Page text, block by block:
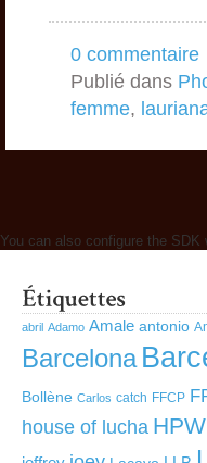
0 commentaire
Publié dans
femme,
You can also configure the
abril Adamo Amale antonio
Barcelona
Bollène Carlos catch FFCP
house of lucha HPW